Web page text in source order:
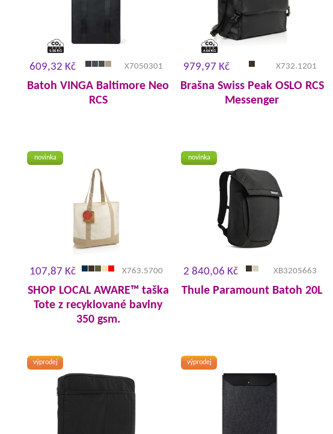
609,32 Kč X7050301
Batoh VINGA Baltimore Neo
RCS
979,97 Kč X732.1201
Brašna Swiss Peak OSLO RCS
Messenger
novinka
107,87 Kč X763.5700
SHOP LOCAL AWARE™ taška
Tote z recyklované bavlny
350 gsm.
novinka
2 840,06 Kč XB3205663
Thule Paramount Batoh 20L
výprodej výprodej